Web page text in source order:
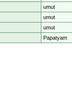
umut
umut
umut
Papatyam